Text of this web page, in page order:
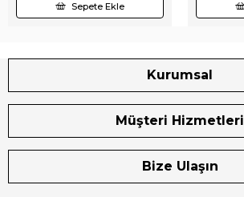
Sepete Ekle
Kurumsal
Müşteri Hizmetleri
Bize Ulaşın